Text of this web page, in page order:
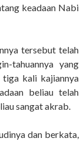
keadaan Nabi
tersebut telah
tahuannya yang
tiga kali kajiannya
beliau telah
sangat akrab.
dan berkata,